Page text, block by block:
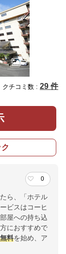
クチコミ数 : 29 件
0
ら、「ホテル
ビスはコーヒ
屋への持ち込
におすすめで
無料を始め、ア